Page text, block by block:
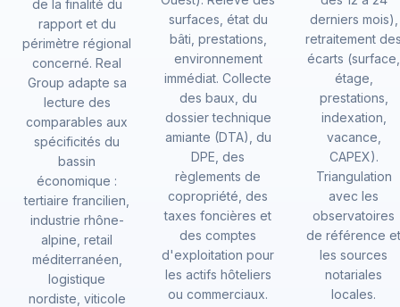
de la finalité du
rapport et du
périmètre régional
concerné. Real
Group adapte sa
lecture des
comparables aux
spécificités du
bassin
économique :
tertiaire francilien,
industrie rhône-
alpine, retail
méditerranéen,
logistique
nordiste, viticole
surfaces, état du
bâti, prestations,
environnement
immédiat. Collecte
des baux, du
dossier technique
amiante (DTA), du
DPE, des
règlements de
copropriété, des
taxes foncières et
des comptes
d'exploitation pour
les actifs hôteliers
ou commerciaux.
derniers mois),
retraitement
écarts (surface,
étage,
prestations,
indexation,
vacance,
CAPEX).
Triangulation
avec les
observatoires
de référence et
les sources
notariales
locales.